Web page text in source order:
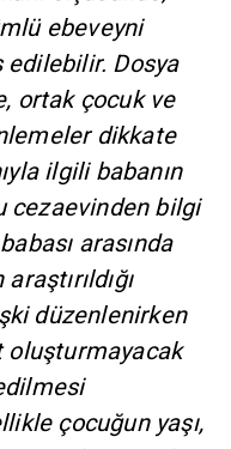
ebeveyni
Dosya
ortak çocuk ve
dikkate
ilgili babanın
cezaevinden bilgi
arasında
düzenlenirken
oluşturmayacak
çocuğun yaşı,